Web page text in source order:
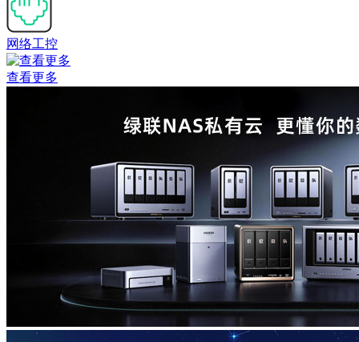
网络工控
查看更多